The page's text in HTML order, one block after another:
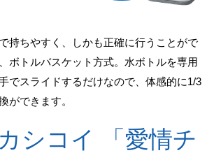
持ちやすく、しかも正確に行うことがで
ボトルバスケット方式。水ボトルを専用
でスライドするだけなので、体感的に1/3
ができます。
シコイ 「愛情チ